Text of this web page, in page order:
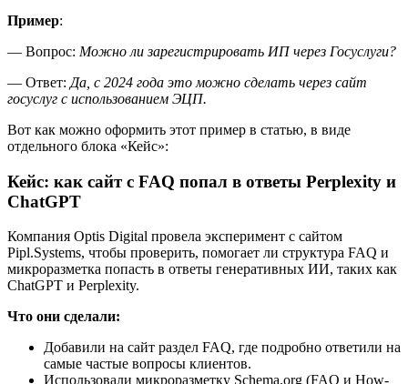
Пример:
— Вопрос: Можно ли зарегистрировать ИП через Госуслуги?
— Ответ: Да, с 2024 года это можно сделать через сайт
госуслуг с использованием ЭЦП.
Вот как можно оформить этот пример в статью, в виде
отдельного блока «Кейс»:
Кейс: как сайт с FAQ попал в ответы Perplexity и
ChatGPT
Компания Optis Digital провела эксперимент с сайтом
Pipl.Systems, чтобы проверить, помогает ли структура FAQ и
микроразметка попасть в ответы генеративных ИИ, таких как
ChatGPT и Perplexity.
Что они сделали:
Добавили на сайт раздел FAQ, где подробно ответили на
самые частые вопросы клиентов.
Использовали микроразметку Schema.org (FAQ и How-